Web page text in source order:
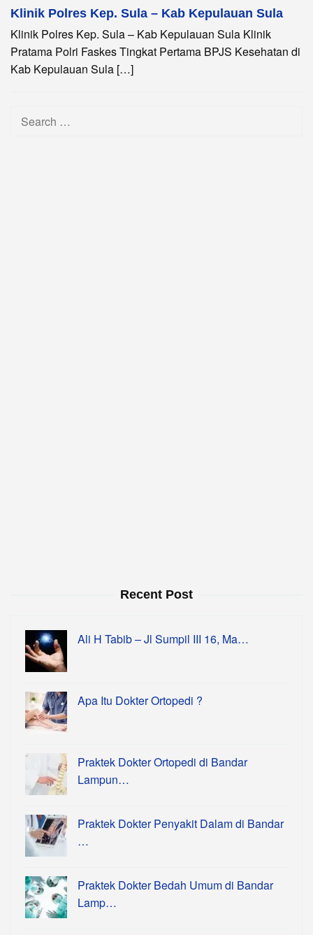
Klinik Polres Kep. Sula – Kab Kepulauan Sula
Klinik Polres Kep. Sula – Kab Kepulauan Sula Klinik
Pratama Polri Faskes Tingkat Pertama BPJS Kesehatan di
Kab Kepulauan Sula […]
Search
Recent Post
Ali H Tabib – Jl Sumpil III 16, Ma…
Apa Itu Dokter Ortopedi ?
Praktek Dokter Ortopedi di Bandar
Lampun…
Praktek Dokter Penyakit Dalam di Bandar
…
Praktek Dokter Bedah Umum di Bandar
Lamp…